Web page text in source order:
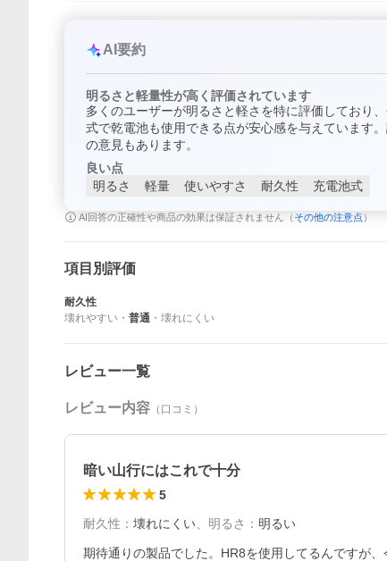
AI要約
明るさと軽量性が高く評価されています
多くのユーザーが明るさと軽さを特に評価しており
式で乾電池も使用できる点が安心感を与えています
の意見もあります。
良い点
明るさ
軽量 使いやすさ 耐久性 充電池式
AI回答の正確性や商品の効果は保証されません（ その他の注意点 ）
項目別評価
耐久性
壊れやすい ・ 普通 ・ 壊れにくい
レビュー一覧
レビュー内容 （口コミ）
暗い山行にはこれで十分
5
耐久性 ： 壊れにくい 明るさ ： 明るい
期待通りの製品でした。HR8を使用してるんですが